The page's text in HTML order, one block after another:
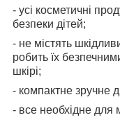
- усі косметичні
безпеки дітей;
- не містять
робить їх
шкірі;
- компактне зручне
- все необхідне для